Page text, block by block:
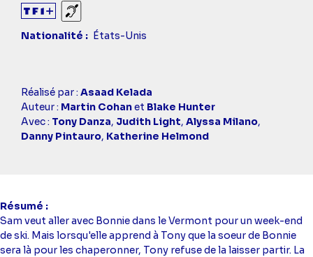
Sourds et malentendants
Nationalité
États-Unis
Casting
simba
Réalisé par : Asaad Kelada
Auteur : Martin Cohanet Blake Hunter
Avec : Tony Danza, Judith Light, Alyssa Milano,
Danny Pintauro, Katherine Helmond
Résumé
Sam veut aller avec Bonnie dans le Vermont pour un week-end
de ski. Mais lorsqu'elle apprend à Tony que la soeur de Bonnie
sera là pour les chaperonner, Tony refuse de la laisser partir. La